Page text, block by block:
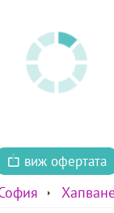
виж офертата